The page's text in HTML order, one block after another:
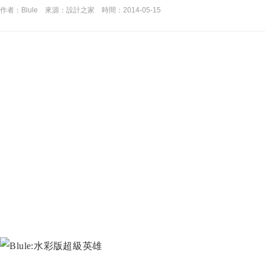
作者：Blule 來源：設計之家 時間：2014-05-15